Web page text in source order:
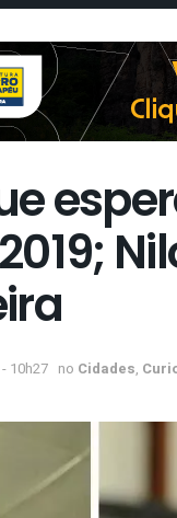
10h27 no Cidades,